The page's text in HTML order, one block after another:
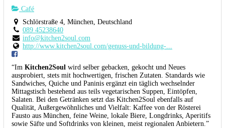
Café
Schlörstraße 4, München, Deutschland
089 45238640
info@kitchen2soul.com
http://www.kitchen2soul.com/genuss-und-bildung-...
“Im Kitchen2Soul wird selber gebacken, gekocht und Neues
ausprobiert, stets mit hochwertigen, frischen Zutaten. Standards wie
Sandwiches, Quiche und Paninis ergänzt ein täglich wechselnder
Mittagstisch bestehend aus teils vegetarischen Suppen, Eintöpfen,
Salaten. Bei den Getränken setzt das Kitchen2Soul ebenfalls auf
Qualität, Außergewöhnliches und Vielfalt: Kaffee von der Rösterei
Fausto aus München, feine Weine, lokale Biere, Longdrinks, Aperitifs
sowie Säfte und Softdrinks von kleinen, meist regionalen Anbietern.”